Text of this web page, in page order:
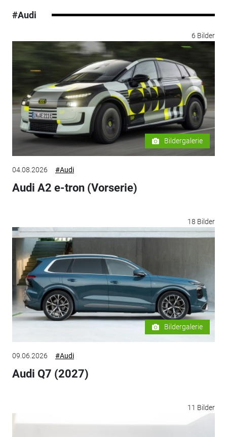
#Audi
6 Bilder
Bildergalerie
04.08.2026 #Audi
Audi A2 e-tron (Vorserie)
18 Bilder
Bildergalerie
09.06.2026 #Audi
Audi Q7 (2027)
11 Bilder